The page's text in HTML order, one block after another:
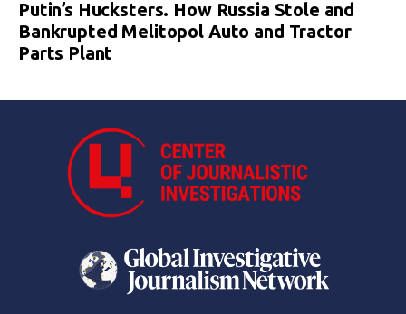
Putin’s Hucksters. How Russia Stole and
Bankrupted Melitopol Auto and Tractor
Parts Plant